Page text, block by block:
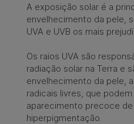
A exposição solar é a
envelhecimento da pele,
UVA e UVB os mais
Os raios UVA são
radiação solar na Terra e
envelhecimento da pele,
radicais livres, que
aparecimento precoce de
hiperpigmentação. ​